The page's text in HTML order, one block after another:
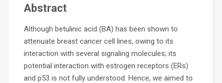
Abstract
Although betulinic acid (BA) has been shown to
attenuate breast cancer cell lines, owing to its
interaction with several signaling molecules; its
potential interaction with estrogen receptors (ERs)
and p53 is not fully understood. Hence, we aimed to